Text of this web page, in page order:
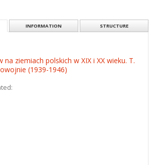
INFORMATION STRUCTURE
na ziemiach polskich w XIX i XX wieku. T.
(1939-1946)